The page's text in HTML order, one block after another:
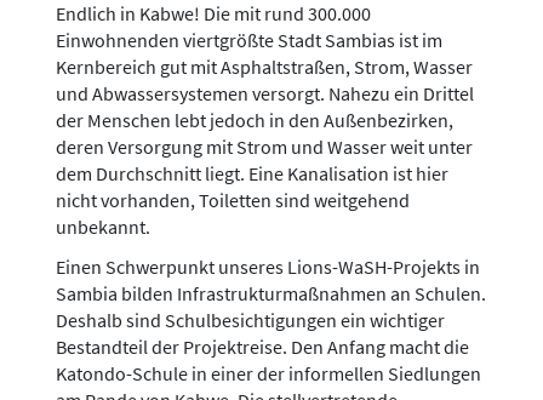
Endlich in Kabwe! Die mit rund 300.000
Einwohnenden viertgrößte Stadt Sambias ist im
Kernbereich gut mit Asphaltstraßen, Strom, Wasser
und Abwassersystemen versorgt. Nahezu ein Drittel
der Menschen lebt jedoch in den Außenbezirken,
deren Versorgung mit Strom und Wasser weit unter
dem Durchschnitt liegt. Eine Kanalisation ist hier
nicht vorhanden, Toiletten sind weitgehend
unbekannt.
Einen Schwerpunkt unseres Lions-WaSH-Projekts in
Sambia bilden Infrastrukturmaßnahmen an Schulen.
Deshalb sind Schulbesichtigungen ein wichtiger
Bestandteil der Projektreise. Den Anfang macht die
Katondo-Schule in einer der informellen Siedlungen